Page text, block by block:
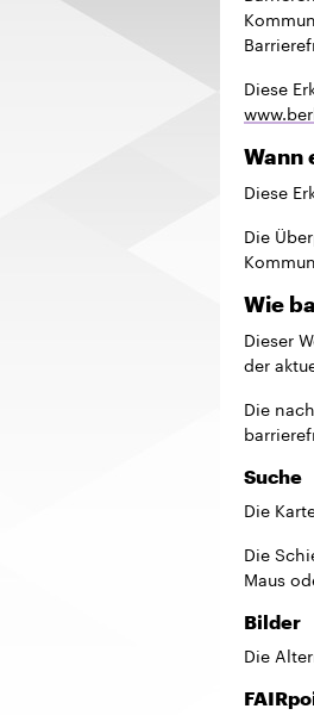
Diese
Wann
Diese
Die
Wie
Dieser
der
Die
Suche
Die
Die
Maus
Bilder
Die